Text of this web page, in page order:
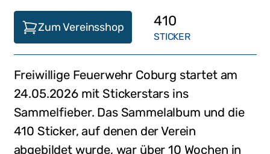
Zum Vereinsshop 410
STICKER
Freiwillige Feuerwehr Coburg startet am
24.05.2026mit Stickerstars ins
Sammelfieber. Das Sammelalbum und die
410 Sticker, auf denen der Verein
abgebildet wurde, war über 10 Wochen in